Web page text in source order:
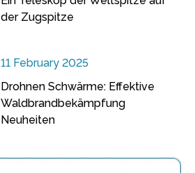
der Zugspitze
11 February 2025
Drohnen Schwärme: Effektive
Waldbrandbekämpfung
Neuheiten